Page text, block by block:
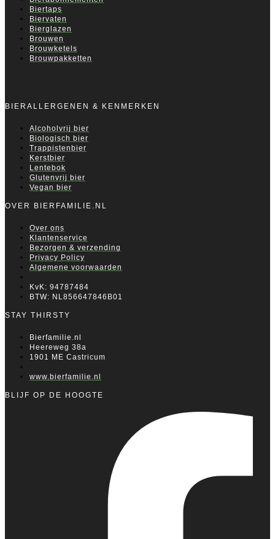
Biertaps
Biervaten
Bierglazen
Brouwen
Brouwketels
Brouwpakketten
BIERALLERGENEN & KENMERKEN
Alcoholvrij bier
Biologisch bier
Trappistenbier
Kerstbier
Lentebok
Glutenvrij bier
Vegan bier
OVER BIERFAMILIE.NL
Over ons
Klantenservice
Bezorgen & verzending
Privacy Policy
Algemene voorwaarden
KvK: 94787484
BTW: NL856647846B01
STAY THIRSTY
Bierfamilie.nl
Heereweg 38a
1901 ME Castricum
www.bierfamilie.nl
BLIJF OP DE HOOGTE